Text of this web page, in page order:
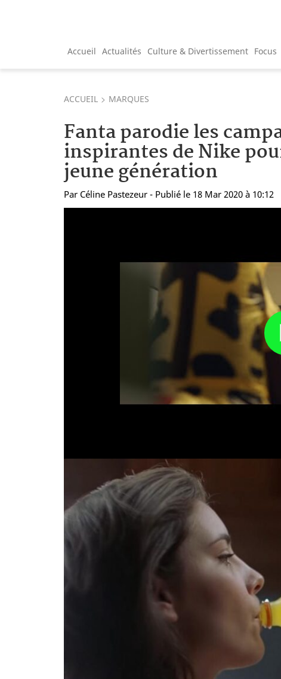
Accueil Actualités Culture & Divertissement Focus
ACCUEIL MARQUES
Fanta parodie les
inspirantes de Nike
jeune génération
Par Céline Pastezeur - Publié le 18 Mar 2020 à 10:12